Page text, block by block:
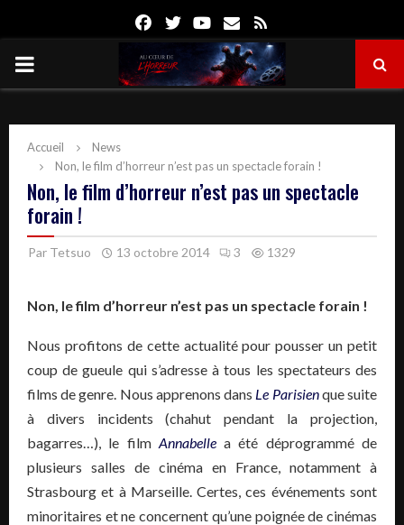
FacebookTwitterYoutube
Email
PRIMARY
Accueil
News
Non, le film d’horreur n’est pas un spectacle forain !
Non, le film d’horreur n’est pas un spectacle
forain !
Par Tetsuo 13 octobre 2014 3 1329
Non, le film d’horreur n’est pas un spectacle forain !
Nous profitons de cette actualité pour pousser un petit
coup de gueule qui s’adresse à tous les spectateurs des
films de genre. Nous apprenons dans Le Parisienque suite
à divers incidents (chahut pendant la projection,
bagarres…), le film Annabellea été déprogrammé de
plusieurs salles de cinéma en France, notamment à
Strasbourg et à Marseille. Certes, ces événements sont
minoritaires et ne concernent qu’une poignée de cinémas